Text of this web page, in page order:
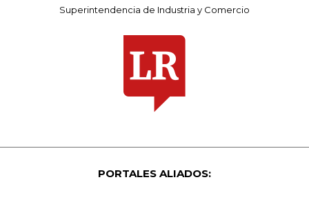
Superintendencia de Industria y Comercio
PORTALES ALIADOS: